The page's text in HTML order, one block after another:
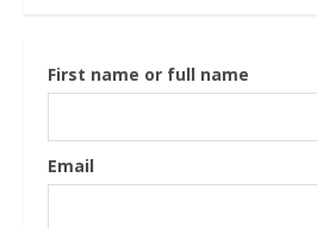
First name or full name
Email